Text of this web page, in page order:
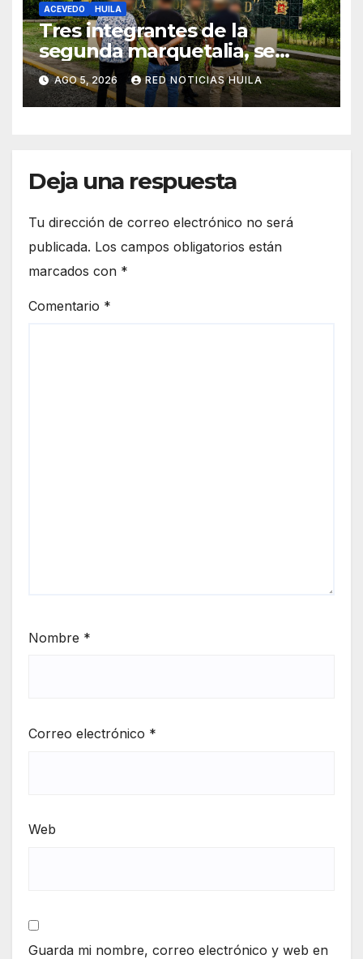
ACEVEDO HUILA
Tres integrantes de la
segunda marquetalia, se
sometieron a la justicia
AGO 5, 2026 RED NOTICIAS HUILA
Deja una respuesta
Tu dirección de correo electrónico no será
publicada. Los campos obligatorios están
marcados con *
Comentario *
Nombre *
Correo electrónico *
Web
Guarda mi nombre, correo electrónico y web en